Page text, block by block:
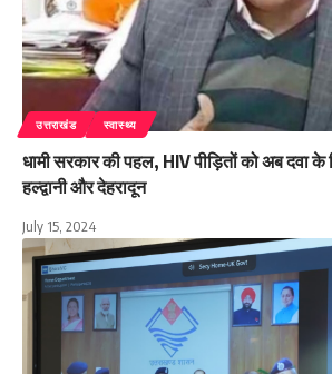
उत्तराखंड स्वास्थ्य
धामी सरकार की पहल, HIV पीड़ितों को अब दवा के
हल्द्वानी और देहरादून
July 15, 2024